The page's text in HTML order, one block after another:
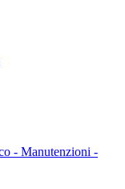
- Manutenzioni -